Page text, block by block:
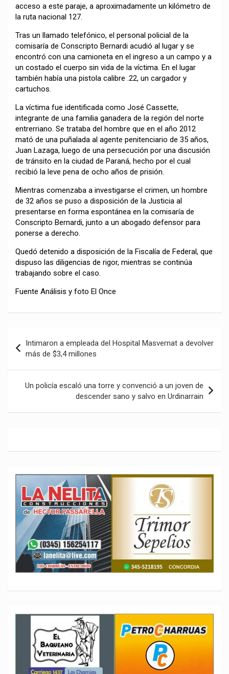
acceso a este paraje, a aproximadamente un kilómetro de
la ruta nacional 127.
Tras un llamado telefónico, el personal policial de la
comisaría de Conscripto Bernardi acudió al lugar y se
encontró con una camioneta en el ingreso a un campo y a
un costado el cuerpo sin vida de la víctima. En el lugar
también había una pistola calibre .22, un cargador y
cartuchos.
La víctima fue identificada como José Cassette,
integrante de una familia ganadera de la región del norte
entrerriano. Se trataba del hombre que en el año 2012
mató de una puñalada al agente penitenciario de 35 años,
Juan Lazaga, luego de una persecución por una discusión
de tránsito en la ciudad de Paraná, hecho por el cual
recibió la leve pena de ocho años de prisión.
Mientras comenzaba a investigarse el crimen, un hombre
de 32 años se puso a disposición de la Justicia al
presentarse en forma espontánea en la comisaría de
Conscripto Bernardi, junto a un abogado defensor para
ponerse a derecho.
Quedó detenido a disposición de la Fiscalía de Federal, que
dispuso las diligencias de rigor, mientras se continúa
trabajando sobre el caso.
Fuente Análisis y foto El Once
de
entradas
Intimaron a empleada del Hospital Masvernat a devolver
más de $3,4 millones
Un policía escaló una torre y convenció a un joven de
descender sano y salvo en Urdinarrain